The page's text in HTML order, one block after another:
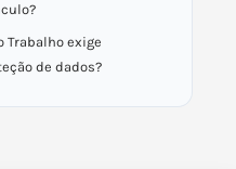
Trabalho exige
de dados?